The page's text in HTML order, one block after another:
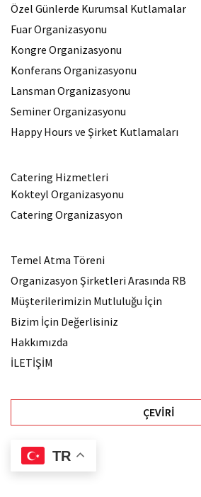
Özel Günlerde Kurumsal Kutlamalar
Fuar Organizasyonu
Kongre Organizasyonu
Konferans Organizasyonu
Lansman Organizasyonu
Seminer Organizasyonu
Happy Hours ve Şirket Kutlamaları
Catering Hizmetleri
Kokteyl Organizasyonu
Catering Organizasyon
Temel Atma Töreni
Organizasyon Şirketleri Arasında RB
Müşterilerimizin Mutluluğu İçin
Bizim İçin Değerlisiniz
Hakkımızda
İLETİŞİM
ÇEVIRI
TR